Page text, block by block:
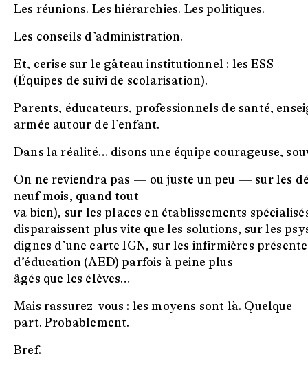
Les réunions. Les hiérarchies. Les politiques.
Les conseils d’administration.
Et, cerise sur le gâteau institutionnel : les ESS
(Équipes de suivi de scolarisation).
Parents, éducateurs, professionnels de santé,
armée autour de l’enfant.
Dans la réalité… disons une équipe courageuse,
On ne reviendra pas — ou juste un peu — sur les
neuf mois, quand tout
va bien), sur les places en établissements
disparaissent plus vite que les solutions, sur les
dignes d’une carte IGN, sur les infirmières
d’éducation (AED) parfois à peine plus
âgés que les élèves…
Mais rassurez-vous : les moyens sont là. Ǫuelque
part. Probablement.
Bref.